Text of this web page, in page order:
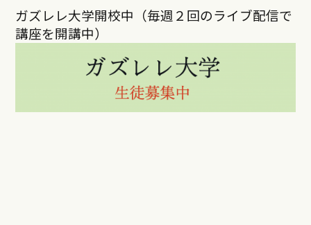
ガズレレ大学開校中（毎週２回のライブ配信で
講座を開講中）